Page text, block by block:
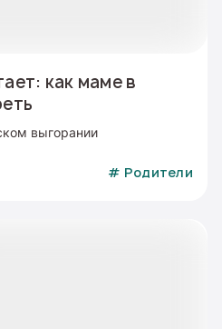
как маме в
выгорании
# Родители